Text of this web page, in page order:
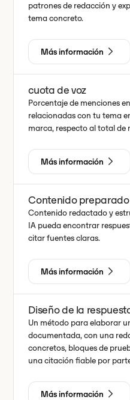
patrones de redacción y
tema concreto.
Más información
cuota de voz
Porcentaje de menciones
relacionadas con tu tema
marca, respecto al total de
Más información
Contenido
Contenido redactado y
IA pueda encontrar
citar fuentes claras.
Más información
Diseño de la
Un método para elaborar
documentada, con una
concretos, bloques de
una citación fiable por
Más información